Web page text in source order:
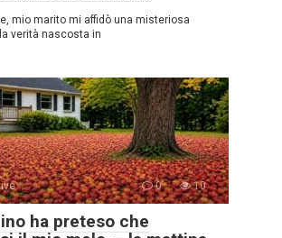
mio marito mi affidò una misteriosa
verità nascosta in
0 10
ha preteso che